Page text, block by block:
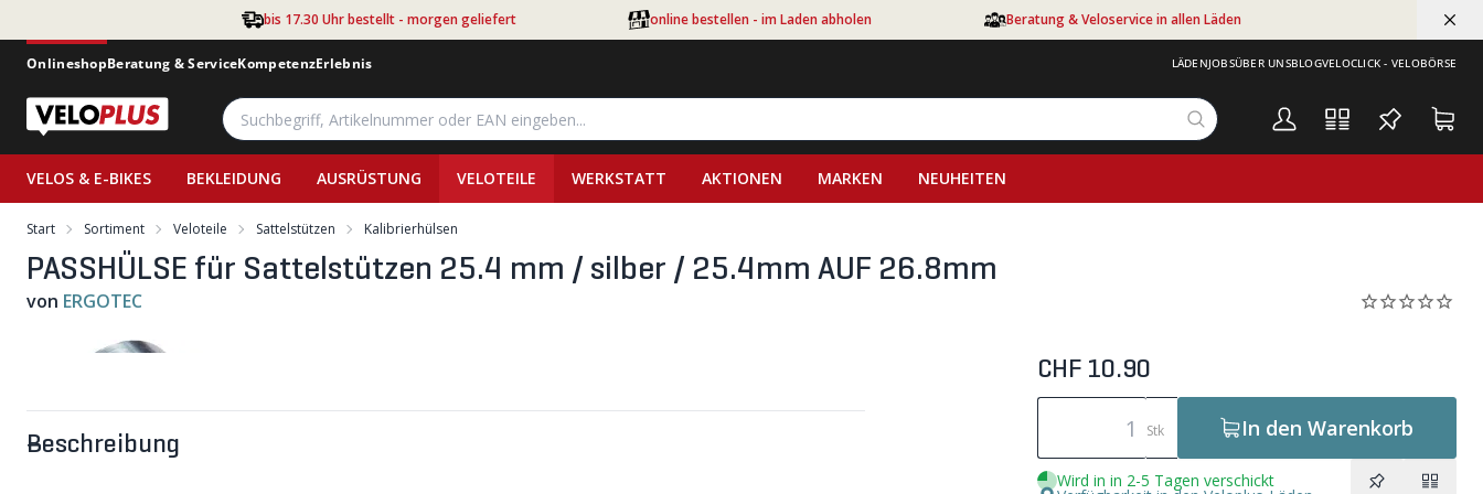
bis 17.30 Uhr bestellt - morgen geliefert online bestellen - im Laden abholen Beratung & Veloservice in allen Läden
OnlineshopBeratung & ServiceKompetenzErlebnis LÄDENJOBSÜBER UNSBLOGVELOCLICK - VELOBÖRSE
VELOS & E-BIKES BEKLEIDUNG AUSRÜSTUNG VELOTEILE WERKSTATT AKTIONEN MARKEN NEUHEITEN
Start Sortiment Veloteile Sattelstützen Kalibrierhülsen
PASSHÜLSE für Sattelstützen 25.4 mm / silber / 25.4mm AUF 26.8mm
von ERGOTEC
Beschreibung
CHF 10.90
Stk In den Warenkorb
Wird in in 2-5 Tagen verschickt